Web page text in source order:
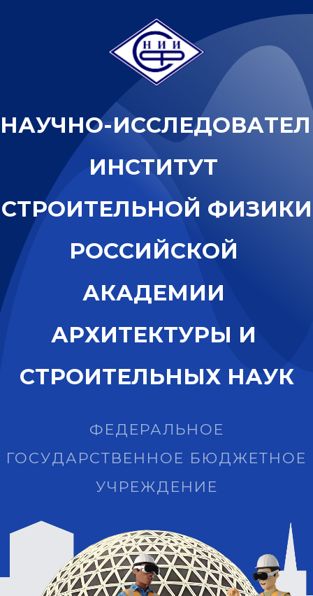
НАУЧНО-ИССЛЕДОВАТЕЛ
ИНСТИТУТ
СТРОИТЕЛЬНОЙ ФИЗИКИ
РОССИЙСКОЙ
АКАДЕМИИ
АРХИТЕКТУРЫ И
СТРОИТЕЛЬНЫХ НАУК
ФЕДЕРАЛЬНОЕ
ГОСУДАРСТВЕННОЕ БЮДЖЕТНОЕ
УЧРЕЖДЕНИЕ